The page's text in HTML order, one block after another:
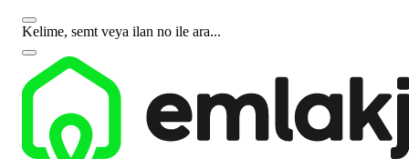
Kelime, semt veya ilan no ile ara...